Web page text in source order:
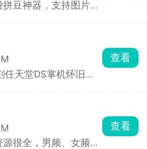
假票、嫌官方难抢的
豆神器，支持图片AI
幅降低拼豆难度。可
动统计豆子用量、管理
可浏览分享作品，是
工具。
天堂DS掌机怀旧聊
涂鸦、插表情，还能
和原版 PictoChat 一模
查看
很全，男频、女频、
查看